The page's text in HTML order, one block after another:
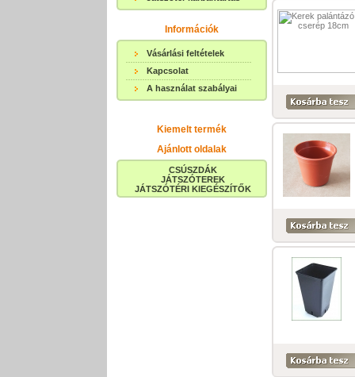
Információk
Vásárlási feltételek
Kapcsolat
A használat szabályai
Kiemelt termék
Ajánlott oldalak
CSÚSZDÁK
JÁTSZÓTEREK
JÁTSZÓTÉRI KIEGÉSZÍTŐK